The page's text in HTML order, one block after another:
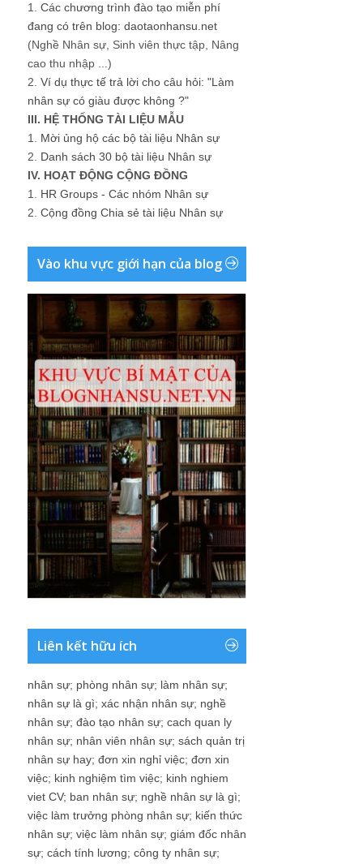
1. Các chương trình đào tạo miễn phí
đang có trên blog: daotaonhansu.net
(Nghề Nhân sự, Sinh viên thực tập, Nâng
cao thu nhập ...)
2. Ví dụ thực tế trả lời cho câu hỏi: "Làm
nhân sự có giàu được không ?"
III. HỆ THỐNG TÀI LIỆU MẪU
1. Mời ủng hộ các bộ tài liệu Nhân sự
2. Danh sách 30 bộ tài liệu Nhân sự
IV. HOẠT ĐỘNG CỘNG ĐỒNG
1. HR Groups - Các nhóm Nhân sự
2. Cộng đồng Chia sẻ tài liệu Nhân sự
Vào khu vực giới hạn của blog
Liên kết hữu ích
nhân sự; phòng nhân sự; làm nhân sự;
nhân sự là gì; xác nhận nhân sự; nghề
nhân sự; đào tạo nhân sự; cach quan ly
nhân sự; nhân viên nhân sự; sách quản trị
nhân sự hay; đơn xin nghỉ việc; đơn xin
việc; kinh nghiệm tìm việc; kinh nghiem
viet CV; ban nhân sự; nghề nhân sự là gì;
việc làm trưởng phòng nhân sự; kiến thức
nhân sự; việc làm nhân sự; giám đốc nhân
sự; cách tính lương; công ty nhân sự;